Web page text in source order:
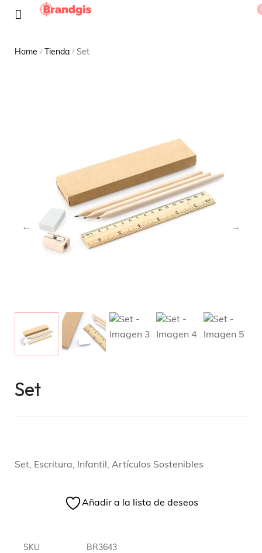
Home / Tienda / Set
Set
Set, Escritura, Infantil, Artículos Sostenibles
Añadir a la lista de deseos
SKU BR3643